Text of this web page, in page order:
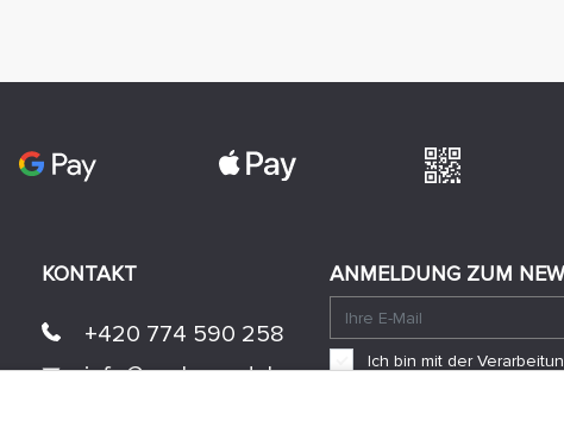
KONTAKT
+420 774 590 258
info@peckamodel.cz
ANMELDUNG ZUM
Ich bin mit der